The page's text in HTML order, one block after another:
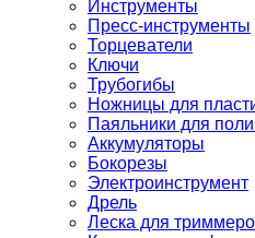
Инструменты
Пресс-инструменты
Торцеватели
Ключи
Трубогибы
Ножницы для
Паяльники для
Аккумуляторы
Бокорезы
Электроинструмент
Дрель
Леска для